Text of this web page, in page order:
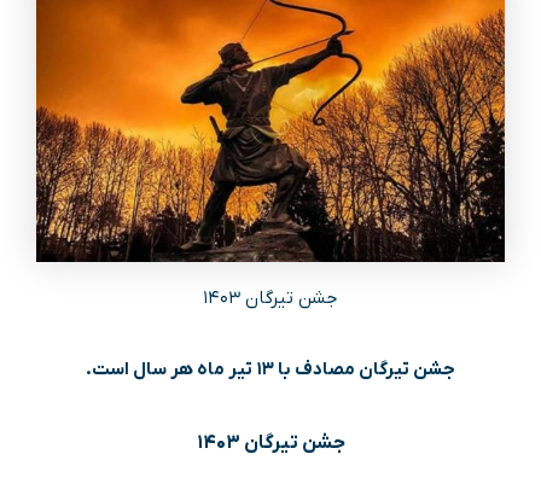
جشن تیرگان ۱۴۰۳
جشن تیرگان مصادف با ۱۳ تیر ماه هر سال است.
جشن تیرگان ۱۴۰۳